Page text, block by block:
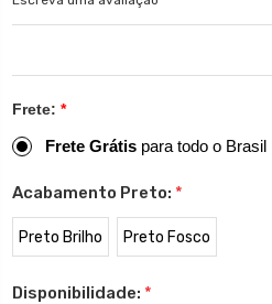
Frete: *
Frete Grátis para todo o Brasil
Acabamento Preto: *
Preto Brilho Preto Fosco
Disponibilidade: *